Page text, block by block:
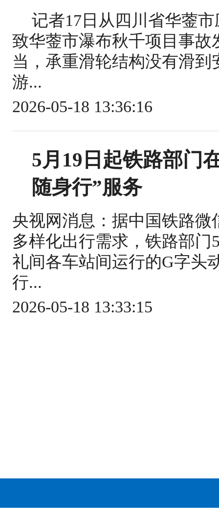
记者17日从四川省华蓥
致华蓥市瀑布秋千项目事
当，承重滑轮结构没有滑
游...
2026-05-18 13:36:16
5月19日起铁路部门
随身行”服务
央视网消息：据中国铁路
多样化出行需求，铁路部门
礼间各车站间运行的G字头
行...
2026-05-18 13:33:15